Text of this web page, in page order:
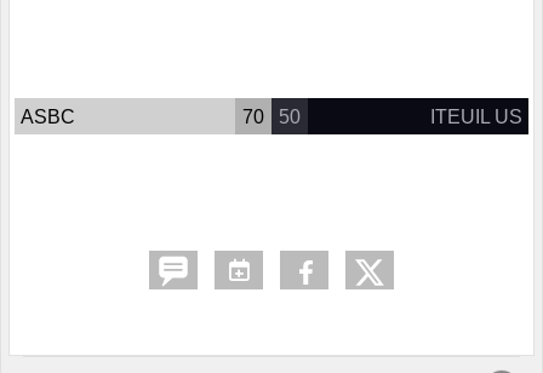
ASBC 70 50 ITEUIL US